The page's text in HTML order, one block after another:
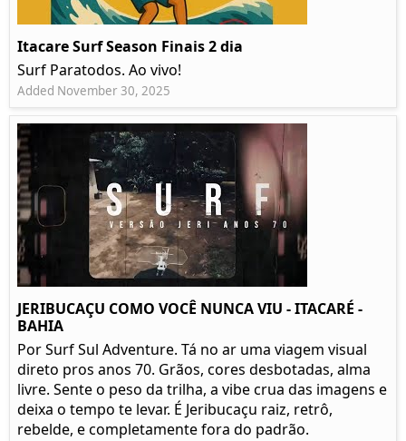
Itacare Surf Season Finais 2 dia
Surf Paratodos. Ao vivo!
Added November 30, 2025
JERIBUCAÇU COMO VOCÊ NUNCA VIU - ITACARÉ -
BAHIA
Por Surf Sul Adventure. Tá no ar uma viagem visual
direto pros anos 70. Grãos, cores desbotadas, alma
livre. Sente o peso da trilha, a vibe crua das imagens e
deixa o tempo te levar. É Jeribucaçu raiz, retrô,
rebelde, e completamente fora do padrão.